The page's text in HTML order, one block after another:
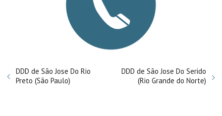
DDD de São Jose Do Rio
Preto (São Paulo)
DDD de São Jose Do Serido
(Rio Grande do Norte)